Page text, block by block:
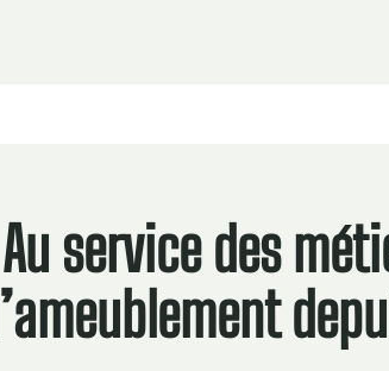
Au service des
l’ameublement